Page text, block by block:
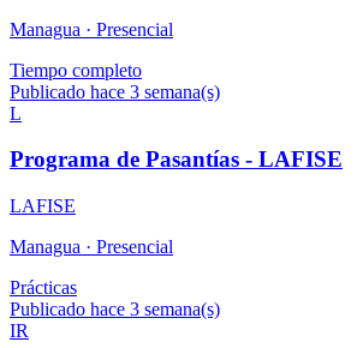
Managua · Presencial
Tiempo completo
Publicado hace 3 semana(s)
L
Programa de Pasantías - LAFISE
LAFISE
Managua · Presencial
Prácticas
Publicado hace 3 semana(s)
IR